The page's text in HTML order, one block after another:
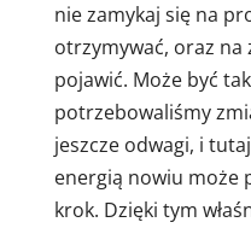
nie zamykaj się na
otrzymywać, oraz na
pojawić. Może być
potrzebowaliśmy
jeszcze odwagi, i
energią nowiu może
krok. Dzięki tym